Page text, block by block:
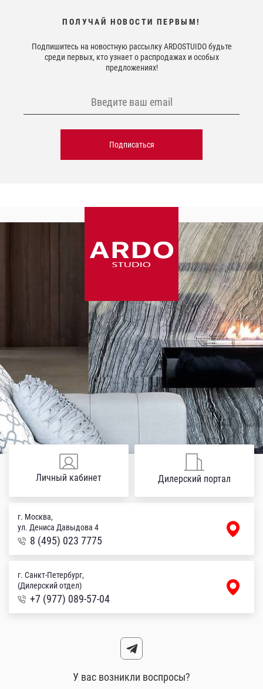
ПОЛУЧАЙ НОВОСТИ ПЕРВЫМ!
Подпишитесь на новостную рассылку ARDOSTUIDO будьте
среди первых, кто узнает о распродажах и особых
предложениях!
Подписаться
г. Москва,
ул. Дениса Давыдова 4
8 (495) 023 7775
г. Санкт-Петербург,
(Дилерский отдел)
+7 (977) 089-57-04
Личный кабинет Дилерский портал
У вас возникли воспросы?